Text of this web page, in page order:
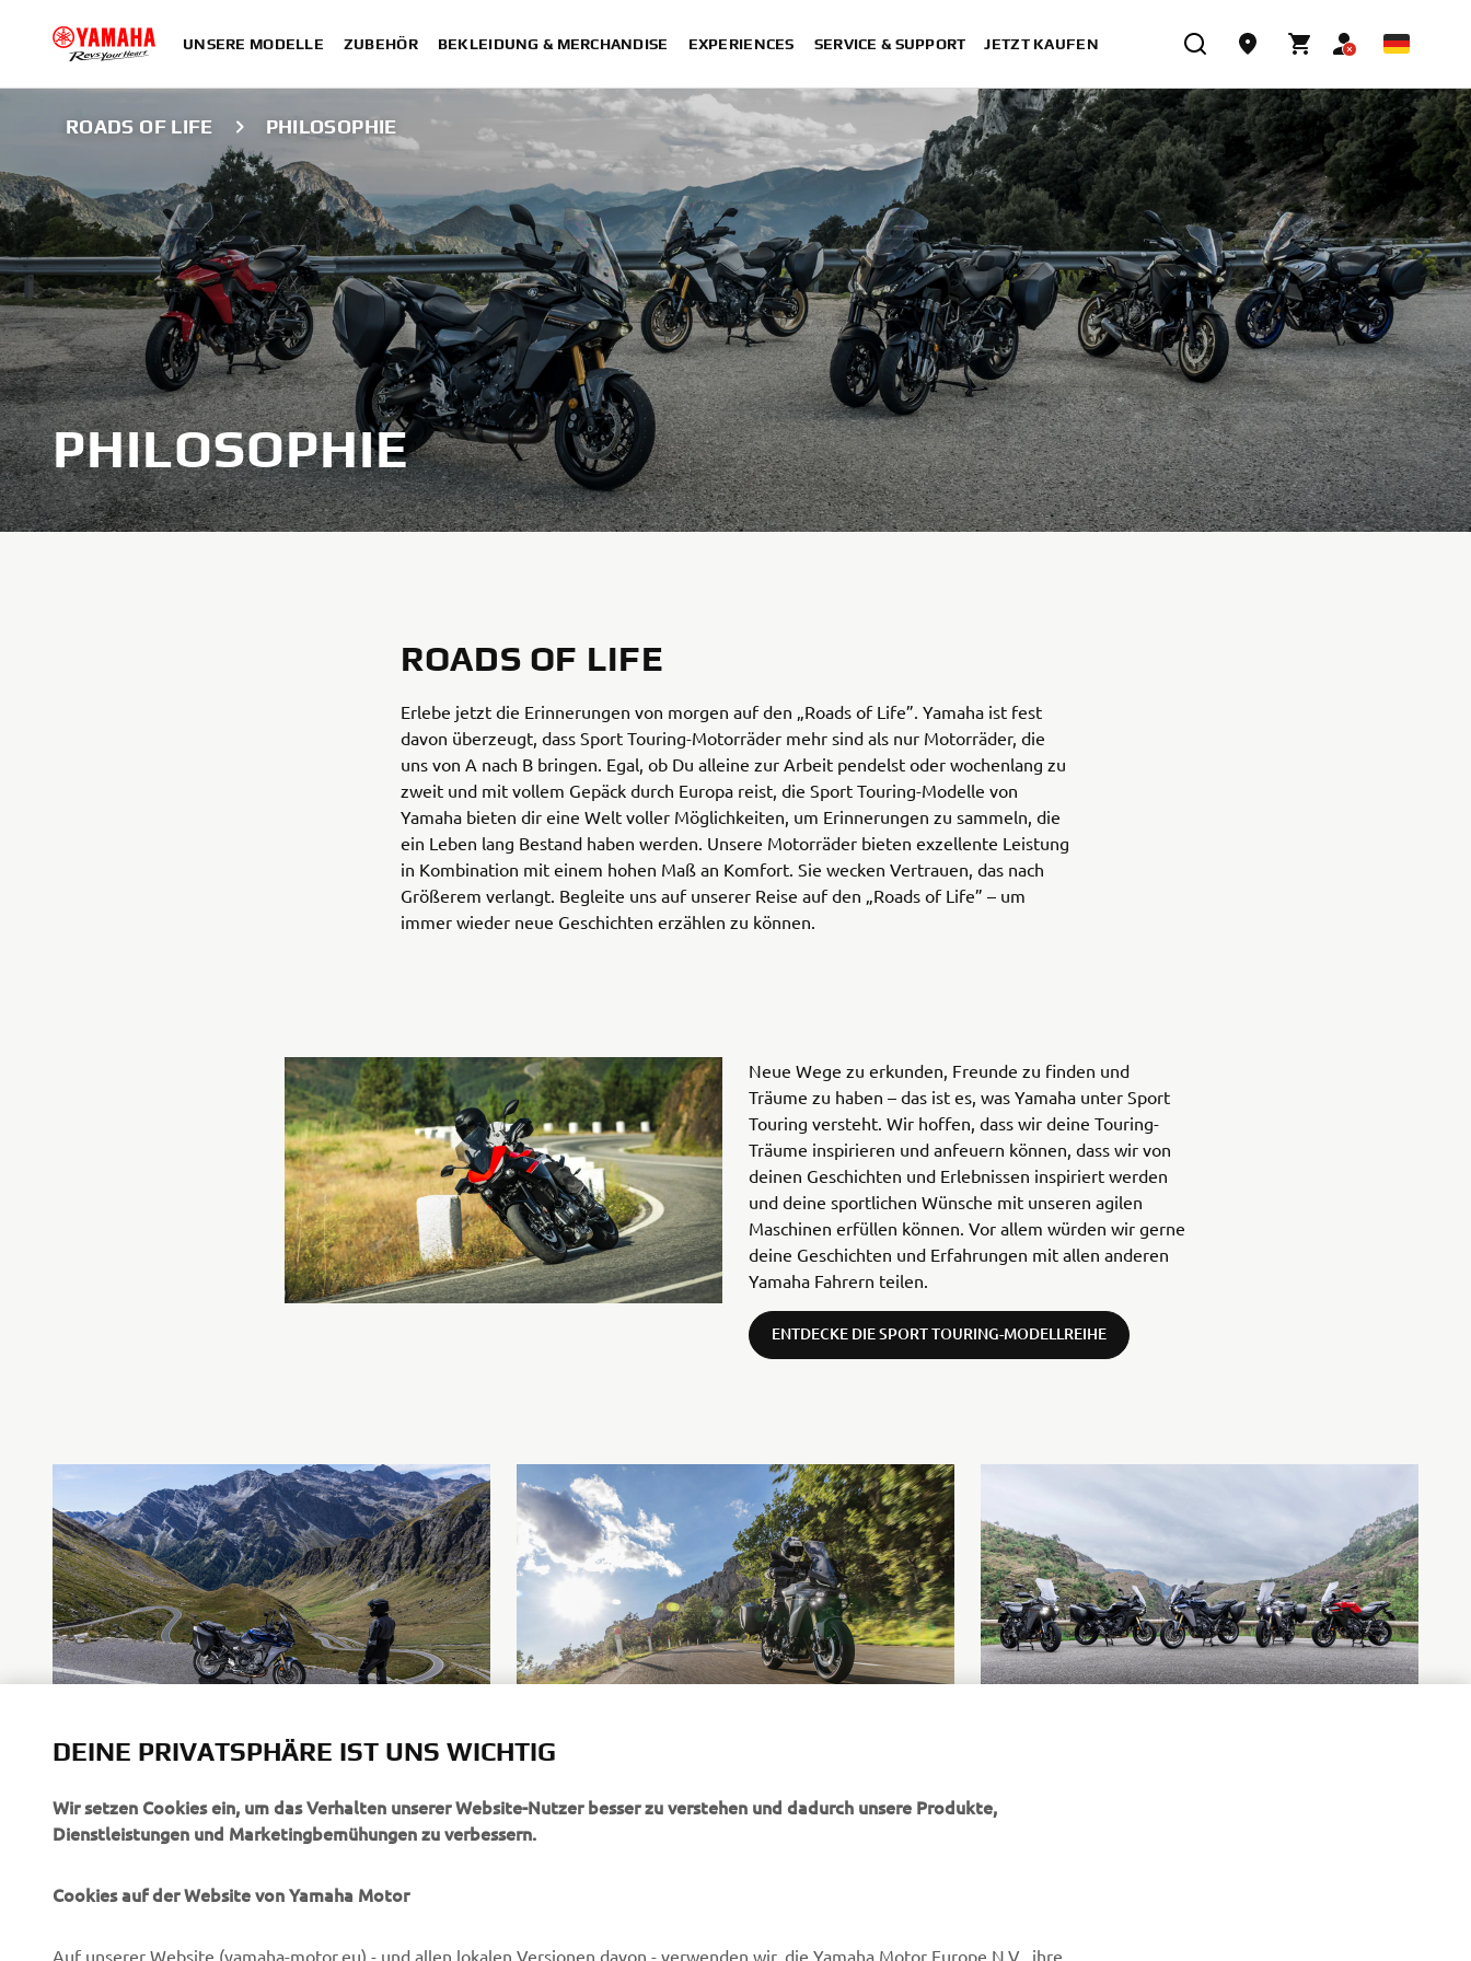
UNSERE MODELLE ZUBEHÖR BEKLEIDUNG & MERCHANDISE EXPERIENCES SERVICE & SUPPORT JETZT KAUFEN
ROADS OF LIFE PHILOSOPHIE
PHILOSOPHIE
ROADS OF LIFE
Erlebe jetzt die Erinnerungen von morgen auf den „Roads of Life”. Yamaha ist fest
davon überzeugt, dass Sport Touring-Motorräder mehr sind als nur Motorräder, die
uns von A nach B bringen. Egal, ob Du alleine zur Arbeit pendelst oder wochenlang zu
zweit und mit vollem Gepäck durch Europa reist, die Sport Touring-Modelle von
Yamaha bieten dir eine Welt voller Möglichkeiten, um Erinnerungen zu sammeln, die
ein Leben lang Bestand haben werden. Unsere Motorräder bieten exzellente Leistung
in Kombination mit einem hohen Maß an Komfort. Sie wecken Vertrauen, das nach
Größerem verlangt. Begleite uns auf unserer Reise auf den „Roads of Life” – um
immer wieder neue Geschichten erzählen zu können.
Neue Wege zu erkunden, Freunde zu finden und
Träume zu haben – das ist es, was Yamaha unter Sport
Touring versteht. Wir hoffen, dass wir deine Touring-
Träume inspirieren und anfeuern können, dass wir von
deinen Geschichten und Erlebnissen inspiriert werden
und deine sportlichen Wünsche mit unseren agilen
Maschinen erfüllen können. Vor allem würden wir gerne
deine Geschichten und Erfahrungen mit allen anderen
Yamaha Fahrern teilen.
ENTDECKE DIE SPORT TOURING-MODELLREIHE
DEINE PRIVATSPHÄRE IST UNS WICHTIG
Wir setzen Cookies ein, um das Verhalten unserer Website-Nutzer besser zu verstehen und dadurch unsere Produkte,
Dienstleistungen und Marketingbemühungen zu verbessern.
Cookies auf der Website von Yamaha Motor
Auf unserer Website (yamaha-motor.eu) - und allen lokalen Versionen davon - verwenden wir, die Yamaha Motor Europe N.V., ihre